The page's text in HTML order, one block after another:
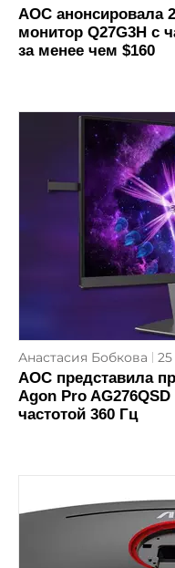
AOC
монитор Q27G3H с
за менее чем $160
Анастасия Бобкова
AOC представила
Agon Pro
частотой 360 Гц